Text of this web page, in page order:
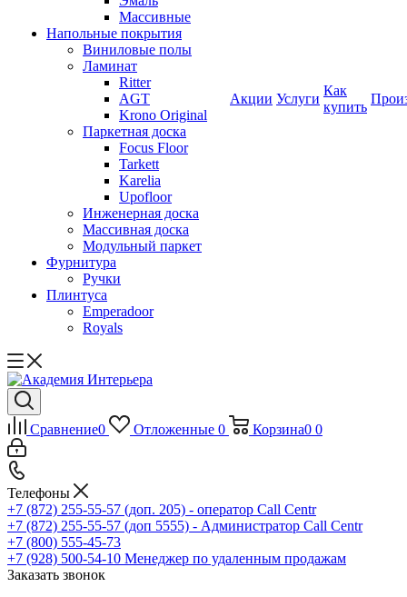
Массивные
Напольные покрытия
Виниловые полы
Ламинат
Ritter
AGT
Krono Original
Паркетная доска
Focus Floor
Tarkett
Karelia
Upofloor
Инженерная доска
Массивная доска
Модульный паркет
Фурнитура
Ручки
Плинтуса
Emperadoor
Royals
Акции Услуги
Как
купить
Сравнение0 Отложенные 0 Корзина0 0
Телефоны
+7 (872) 255-55-57 (доп. 205) - оператор Call Centr
+7 (872) 255-55-57 (доп 5555) - Администратор Call Centr
+7 (800) 555-45-73
+7 (928) 500-54-10 Менеджер по удаленным продажам
Заказать звонок